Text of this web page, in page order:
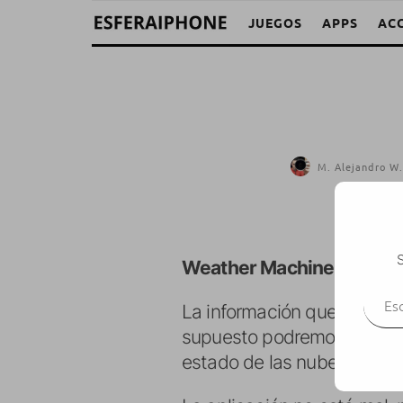
JUEGOS APPS
M. Alejandro
Weather Machine es
La información que nos
supuesto podremos usar
estado de las nubes o